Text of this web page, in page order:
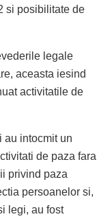
si posibilitate de
legale
aceasta iesind
activitatile de
au intocmit un
de paza fara
privind paza
persoanelor si,
legi, au fost